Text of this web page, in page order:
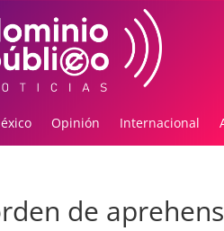
Opinión Internacional
de